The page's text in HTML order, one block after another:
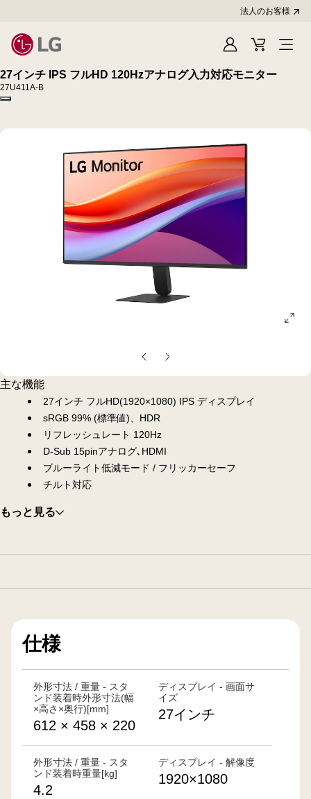
法人のお客様
Sign
In
Cart
27インチ IPS フルHD 120Hzアナログ入力対応モニター
27U411A-B
Copy model name
前
の
次
の
ラ
主な機能
27インチ フルHD(1920×1080) IPS ディスプレイ
sRGB 99% (標準値)、HDR
リフレッシュレート 120Hz
D-Sub 15pinアナログ､HDMI
ブルーライト低減モード / フリッカーセーフ
チルト対応
もっと見る
仕様
外形寸法 / 重量 - スタ
ンド装着時外形寸法(幅
×高さ×奥行)[mm]
612 × 458 × 220
ディスプレイ - 画面サ
イズ
27インチ
外形寸法 / 重量 - スタ
ンド装着時重量[kg]
4.2
ディスプレイ - 解像度
1920×1080